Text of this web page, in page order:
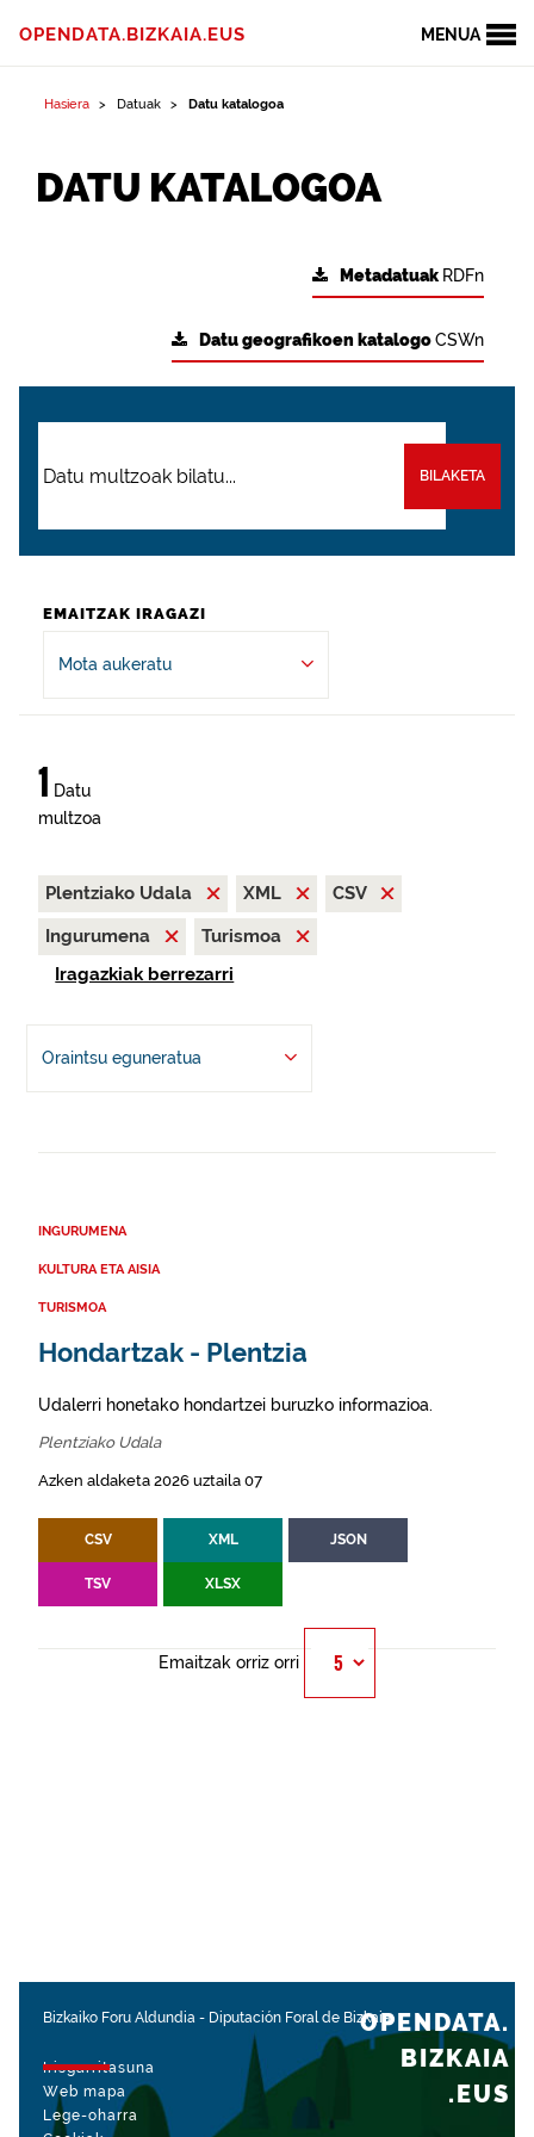
MENUA
OPENDATA.BIZKAIA.EUS
Hasiera Datuak Datu katalogoa
DATU KATALOGOA
Metadatuak RDFn
Datu geografikoen katalogoCSWn
BILAKETA
EMAITZAK IRAGAZI
Mota aukeratu
1 Datu
multzoa
Plentziako Udala XML
CSV
Ingurumena
Turismoa
Iragazkiak berrezarri
Oraintsu eguneratua
INGURUMENA
KULTURA ETA AISIA
TURISMOA
Hondartzak - Plentzia
Udalerri honetako hondartzei buruzko informazioa.
Plentziako Udala
Azken aldaketa 2026 uztaila 07
CSV XML JSON
TSV XLSX
Emaitzak orriz orri
Bizkaiko Foru Aldundia - Diputación Foral de Bizkaia
Irisgarritasuna
Web mapa
Lege-oharra
OPENDATA.
BIZKAIA
.EUS